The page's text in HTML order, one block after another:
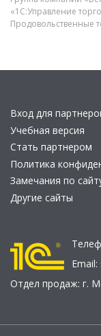
«1С:Управление
Продовольственные
Вход для
Учебная версия
Стать партнером
Политика
Замечания по
Другие сайты
Email:
Отдел продаж: г.